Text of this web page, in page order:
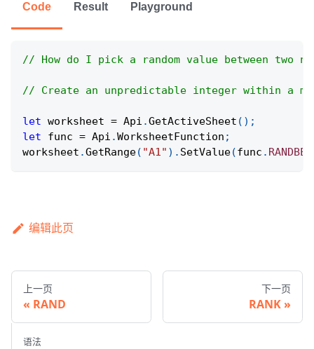
Code Result Playground
// How do I pick a random value between two
// Create an unpredictable integer within a
let worksheet = Api .GetActiveSheet ( ) ;
let func = Api .WorksheetFunction ;
worksheet .GetRange( "A1" ) . SetValue(func .
编辑此页
上一页
RAND
下一页
RANK
语法